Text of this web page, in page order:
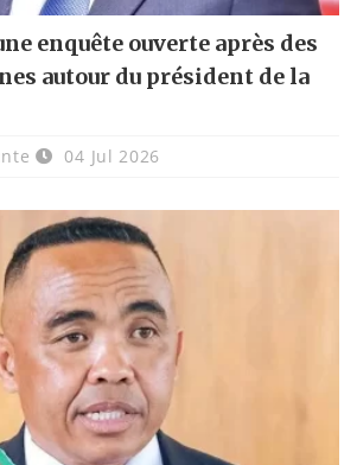
enquête ouverte après des
autour du président de la
04 Jul 2026